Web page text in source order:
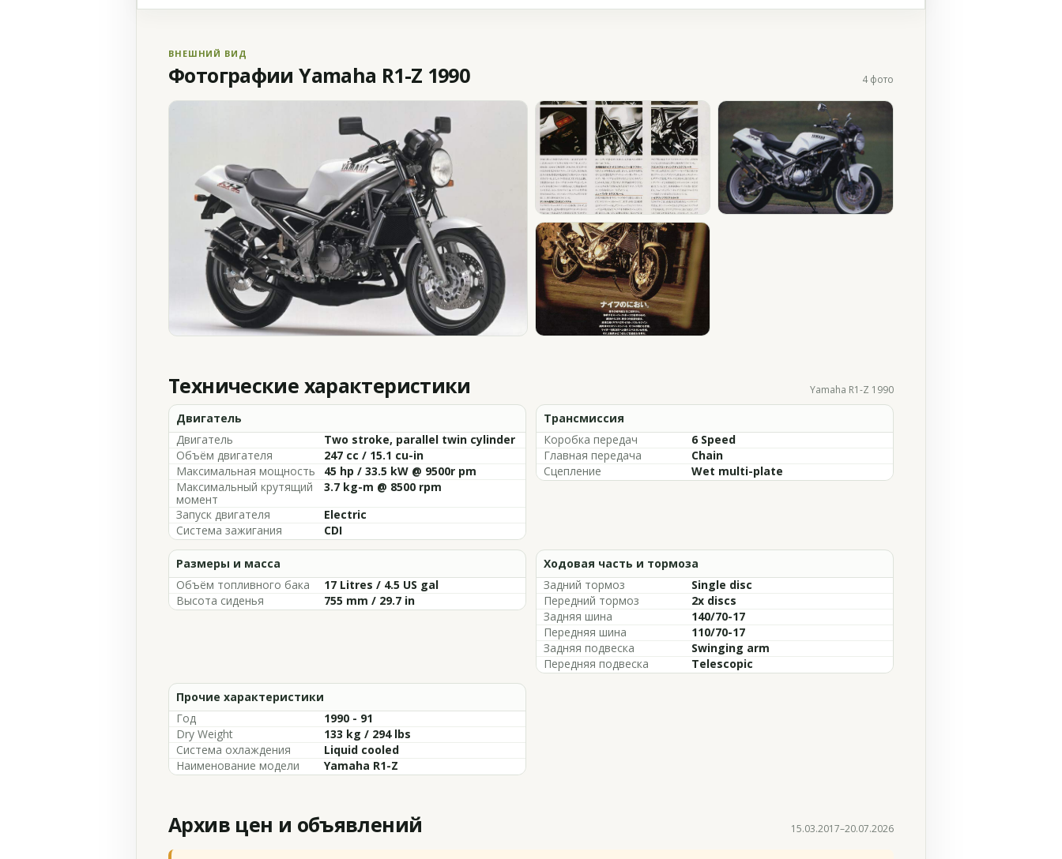
ВНЕШНИЙ ВИД
Фотографии Yamaha R1-Z 1990 4 фото
Технические характеристики Yamaha R1-Z 1990
Двигатель
Двигатель
Two stroke, parallel twin cylinder
Объём двигателя
247 cc / 15.1 cu-in
Максимальная мощность
45 hp / 33.5 kW @ 9500r pm
Максимальный крутящий
момент
3.7 kg-m @ 8500 rpm
Запуск двигателя
Electric
Система зажигания
CDI
Трансмиссия
Коробка передач
6 Speed
Главная передача
Chain
Сцепление
Wet multi-plate
Размеры и масса
Объём топливного бака
17 Litres / 4.5 US gal
Высота сиденья
755 mm / 29.7 in
Ходовая часть и тормоза
Задний тормоз
Single disc
Передний тормоз
2x discs
Задняя шина
140/70-17
Передняя шина
110/70-17
Задняя подвеска
Swinging arm
Передняя подвеска
Telescopic
Прочие характеристики
Год
1990 - 91
Dry Weight
133 kg / 294 lbs
Система охлаждения
Liquid cooled
Наименование модели
Yamaha R1-Z
Архив цен и объявлений 15.03.2017–20.07.2026